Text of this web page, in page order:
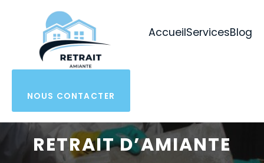
AccueilServicesBlog
NOUS CONTACTER
RETRAIT D’AMIANTE